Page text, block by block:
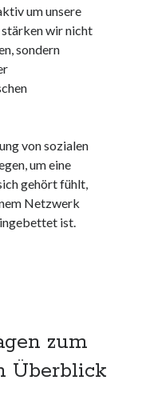
um unsere
stärken wir nicht
sondern
von sozialen
um eine
gehört fühlt,
Netzwerk
ist.
zum
Überblick